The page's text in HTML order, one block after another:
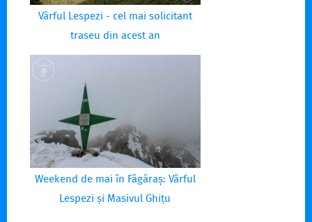
Vârful Lespezi - cel mai solicitant
traseu din acest an
Weekend de mai în Făgăraș: Vârful
Lespezi și Masivul Ghițu